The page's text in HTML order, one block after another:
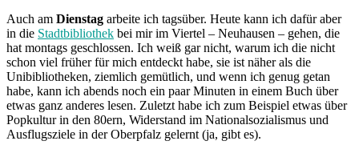
Auch am Dienstag arbeite ich tagsüber. Heute kann ich dafür aber
in die Stadtbibliothek bei mir im Viertel – Neuhausen – gehen, die
hat montags geschlossen. Ich weiß gar nicht, warum ich die nicht
schon viel früher für mich entdeckt habe, sie ist näher als die
Unibibliotheken, ziemlich gemütlich, und wenn ich genug getan
habe, kann ich abends noch ein paar Minuten in einem Buch über
etwas ganz anderes lesen. Zuletzt habe ich zum Beispiel etwas über
Popkultur in den 80ern, Widerstand im Nationalsozialismus und
Ausflugsziele in der Oberpfalz gelernt (ja, gibt es).